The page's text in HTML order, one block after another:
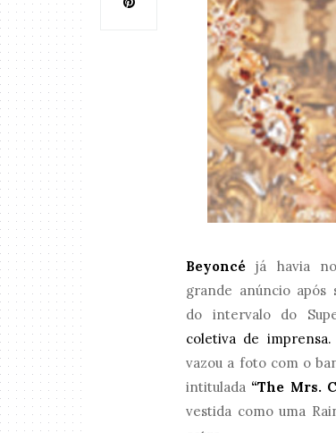
Beyoncé já havia
grande anúncio após
do intervalo do
coletiva de imprensa.
vazou a foto com o
intitulada “The Mrs.
vestida como uma